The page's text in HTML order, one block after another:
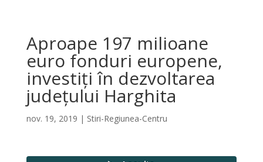
Aproape 197 milioane
euro fonduri europene,
investiți în dezvoltarea
județului Harghita
nov. 19, 2019 | Stiri-Regiunea-Centru